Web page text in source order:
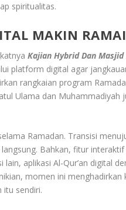
spiritualitas.
MAKIN RAMAI
Kajian Hybrid Dan
platform digital agar
rangkaian program
Ulama dan Muhammadiyah
Ramadan. Transisi
Bahkan, fitur
aplikasi Al-Qur’an digital
momen ini menghadirkan
itu sendiri.